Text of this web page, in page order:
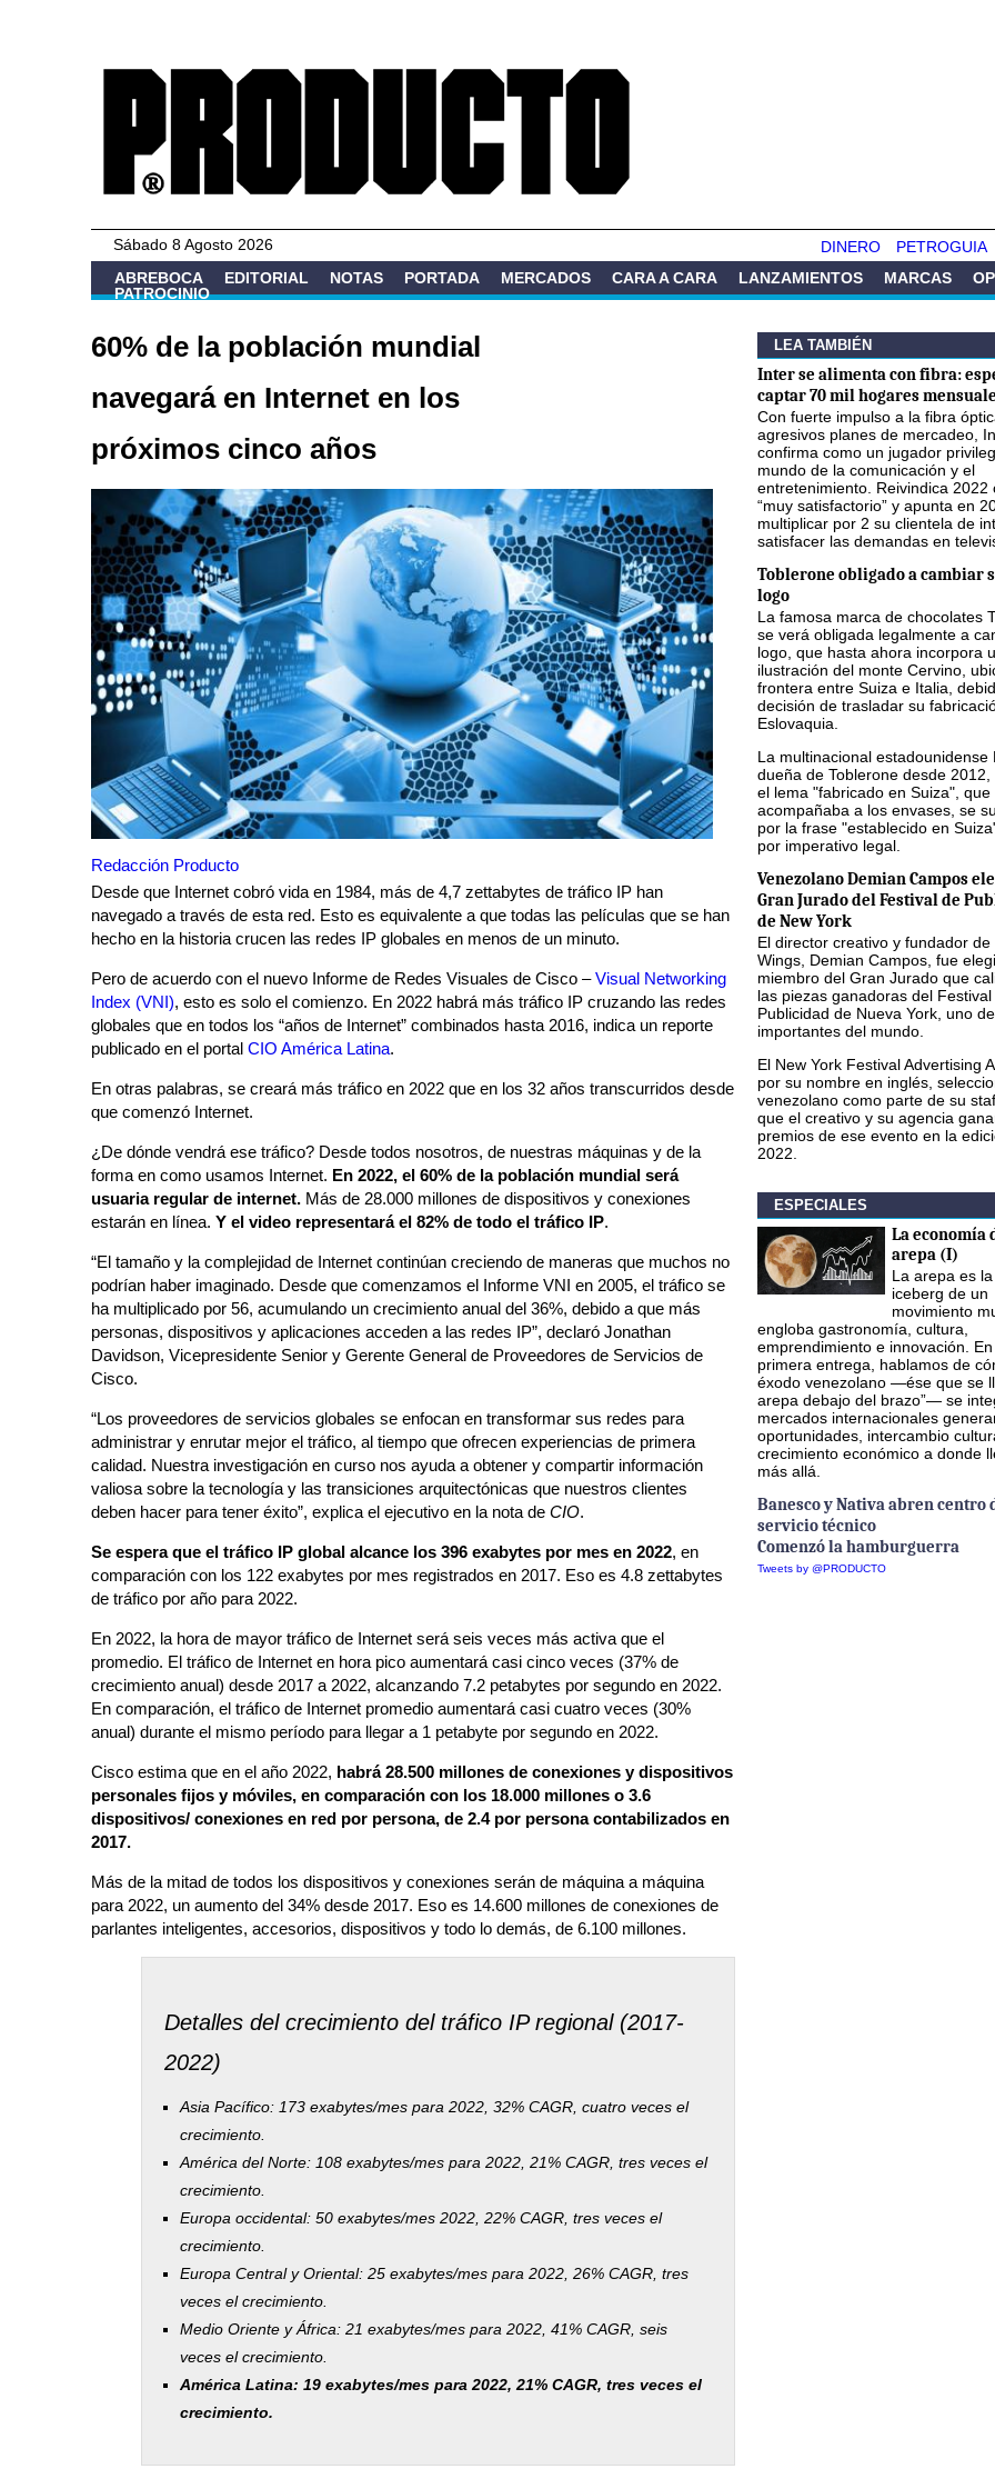
Sábado 8 Agosto 2026 PETROGUIA
DINERO
ABREBOCA
EDITORIAL NOTAS PORTADA MERCADOS CARA A CARA LANZAMIENTOS MARCAS
PATROCINIO
60% de la población mundial
navegará en Internet en los
próximos cinco años
Redacción Producto
Desde que Internet cobró vida en 1984, más de 4,7 zettabytes de tráfico IP han
navegado a través de esta red. Esto es equivalente a que todas las películas que se han
hecho en la historia crucen las redes IP globales en menos de un minuto.
Pero de acuerdo con el nuevo Informe de Redes Visuales de Cisco –Visual Networking
Index (VNI), esto es solo el comienzo. En 2022 habrá más tráfico IP cruzando las redes
globales que en todos los “años de Internet” combinados hasta 2016, indica un reporte
publicado en el portal CIO América Latina.
En otras palabras, se creará más tráfico en 2022 que en los 32 años transcurridos desde
que comenzó Internet.
¿De dónde vendrá ese tráfico? Desde todos nosotros, de nuestras máquinas y de la
forma en como usamos Internet. En 2022, el 60% de la población mundial será
usuaria regular de internet. Más de 28.000 millones de dispositivos y conexiones
estarán en línea. Y el video representará el 82% de todo el tráfico IP.
“El tamaño y la complejidad de Internet continúan creciendo de maneras que muchos no
podrían haber imaginado. Desde que comenzamos el Informe VNI en 2005, el tráfico se
ha multiplicado por 56, acumulando un crecimiento anual del 36%, debido a que más
personas, dispositivos y aplicaciones acceden a las redes IP”, declaró Jonathan
Davidson, Vicepresidente Senior y Gerente General de Proveedores de Servicios de
Cisco.
“Los proveedores de servicios globales se enfocan en transformar sus redes para
administrar y enrutar mejor el tráfico, al tiempo que ofrecen experiencias de primera
calidad. Nuestra investigación en curso nos ayuda a obtener y compartir información
valiosa sobre la tecnología y las transiciones arquitectónicas que nuestros clientes
deben hacer para tener éxito”, explica el ejecutivo en la nota de CIO.
Se espera que el tráfico IP global alcance los 396 exabytes por mes en 2022, en
comparación con los 122 exabytes por mes registrados en 2017. Eso es 4.8 zettabytes
de tráfico por año para 2022.
En 2022, la hora de mayor tráfico de Internet será seis veces más activa que el
promedio. El tráfico de Internet en hora pico aumentará casi cinco veces (37% de
crecimiento anual) desde 2017 a 2022, alcanzando 7.2 petabytes por segundo en 2022.
En comparación, el tráfico de Internet promedio aumentará casi cuatro veces (30%
anual) durante el mismo período para llegar a 1 petabyte por segundo en 2022.
Cisco estima que en el año 2022, habrá 28.500 millones de conexiones y dispositivos
personales fijos y móviles, en comparación con los 18.000 millones o 3.6
dispositivos/ conexiones en red por persona, de 2.4 por persona contabilizados en
2017.
Más de la mitad de todos los dispositivos y conexiones serán de máquina a máquina
para 2022, un aumento del 34% desde 2017. Eso es 14.600 millones de conexiones de
parlantes inteligentes, accesorios, dispositivos y todo lo demás, de 6.100 millones.
Detalles del crecimiento del tráfico IP regional (2017-
2022)
Asia Pacífico: 173 exabytes/mes para 2022, 32% CAGR, cuatro veces el
crecimiento.
América del Norte: 108 exabytes/mes para 2022, 21% CAGR, tres veces el
crecimiento.
Europa occidental: 50 exabytes/mes 2022, 22% CAGR, tres veces el
crecimiento.
Europa Central y Oriental: 25 exabytes/mes para 2022, 26% CAGR, tres
veces el crecimiento.
Medio Oriente y África: 21 exabytes/mes para 2022, 41% CAGR, seis
veces el crecimiento.
América Latina: 19 exabytes/mes para 2022, 21% CAGR, tres veces el
crecimiento.
LEA TAMBIÉN
Inter se alimenta con fibra:
captar 70 mil hogares
Con fuerte impulso a la fibra
agresivos planes de mercadeo,
confirma como un jugador
mundo de la comunicación y el
entretenimiento. Reivindica 2022
“muy satisfactorio” y apunta en
multiplicar por 2 su clientela de
satisfacer las demandas en
Toblerone obligado a cambiar
logo
La famosa marca de chocolates
se verá obligada legalmente a
logo, que hasta ahora incorpora
ilustración del monte Cervino,
frontera entre Suiza e Italia,
decisión de trasladar su
Eslovaquia.
La multinacional estadounidense
dueña de Toblerone desde 2012,
el lema "fabricado en Suiza", que
acompañaba a los envases, se
por la frase "establecido en
por imperativo legal.
Venezolano Demian Campos
Gran Jurado del Festival de
de New York
El director creativo y fundador de
Wings, Demian Campos, fue
miembro del Gran Jurado que
las piezas ganadoras del Festival
Publicidad de Nueva York, uno
importantes del mundo.
El New York Festival Advertising
por su nombre en inglés,
venezolano como parte de su
que el creativo y su agencia
premios de ese evento en la
2022.
ESPECIALES
La economía
arepa (I)
La arepa es
iceberg de un
movimiento
engloba gastronomía, cultura,
emprendimiento e innovación.
primera entrega, hablamos de
éxodo venezolano —ése que se
arepa debajo del brazo”— se
mercados internacionales
oportunidades, intercambio
crecimiento económico a donde
más allá.
Banesco y Nativa abren centro
servicio técnico
Comenzó la hamburguerra
Tweets by @PRODUCTO